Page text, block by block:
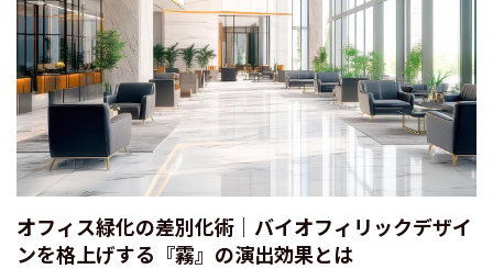
オフィス緑化の差別化術｜バイオフィリックデザイ
ンを格上げする『霧』の演出効果とは